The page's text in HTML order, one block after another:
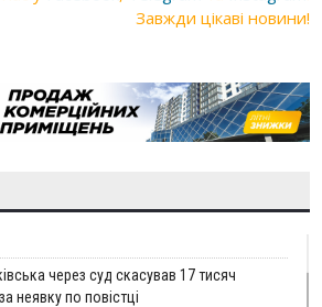
Завжди цікаві новини!
через суд скасував 17 тисяч
неявку по повістці